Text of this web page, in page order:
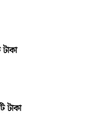
টাকা